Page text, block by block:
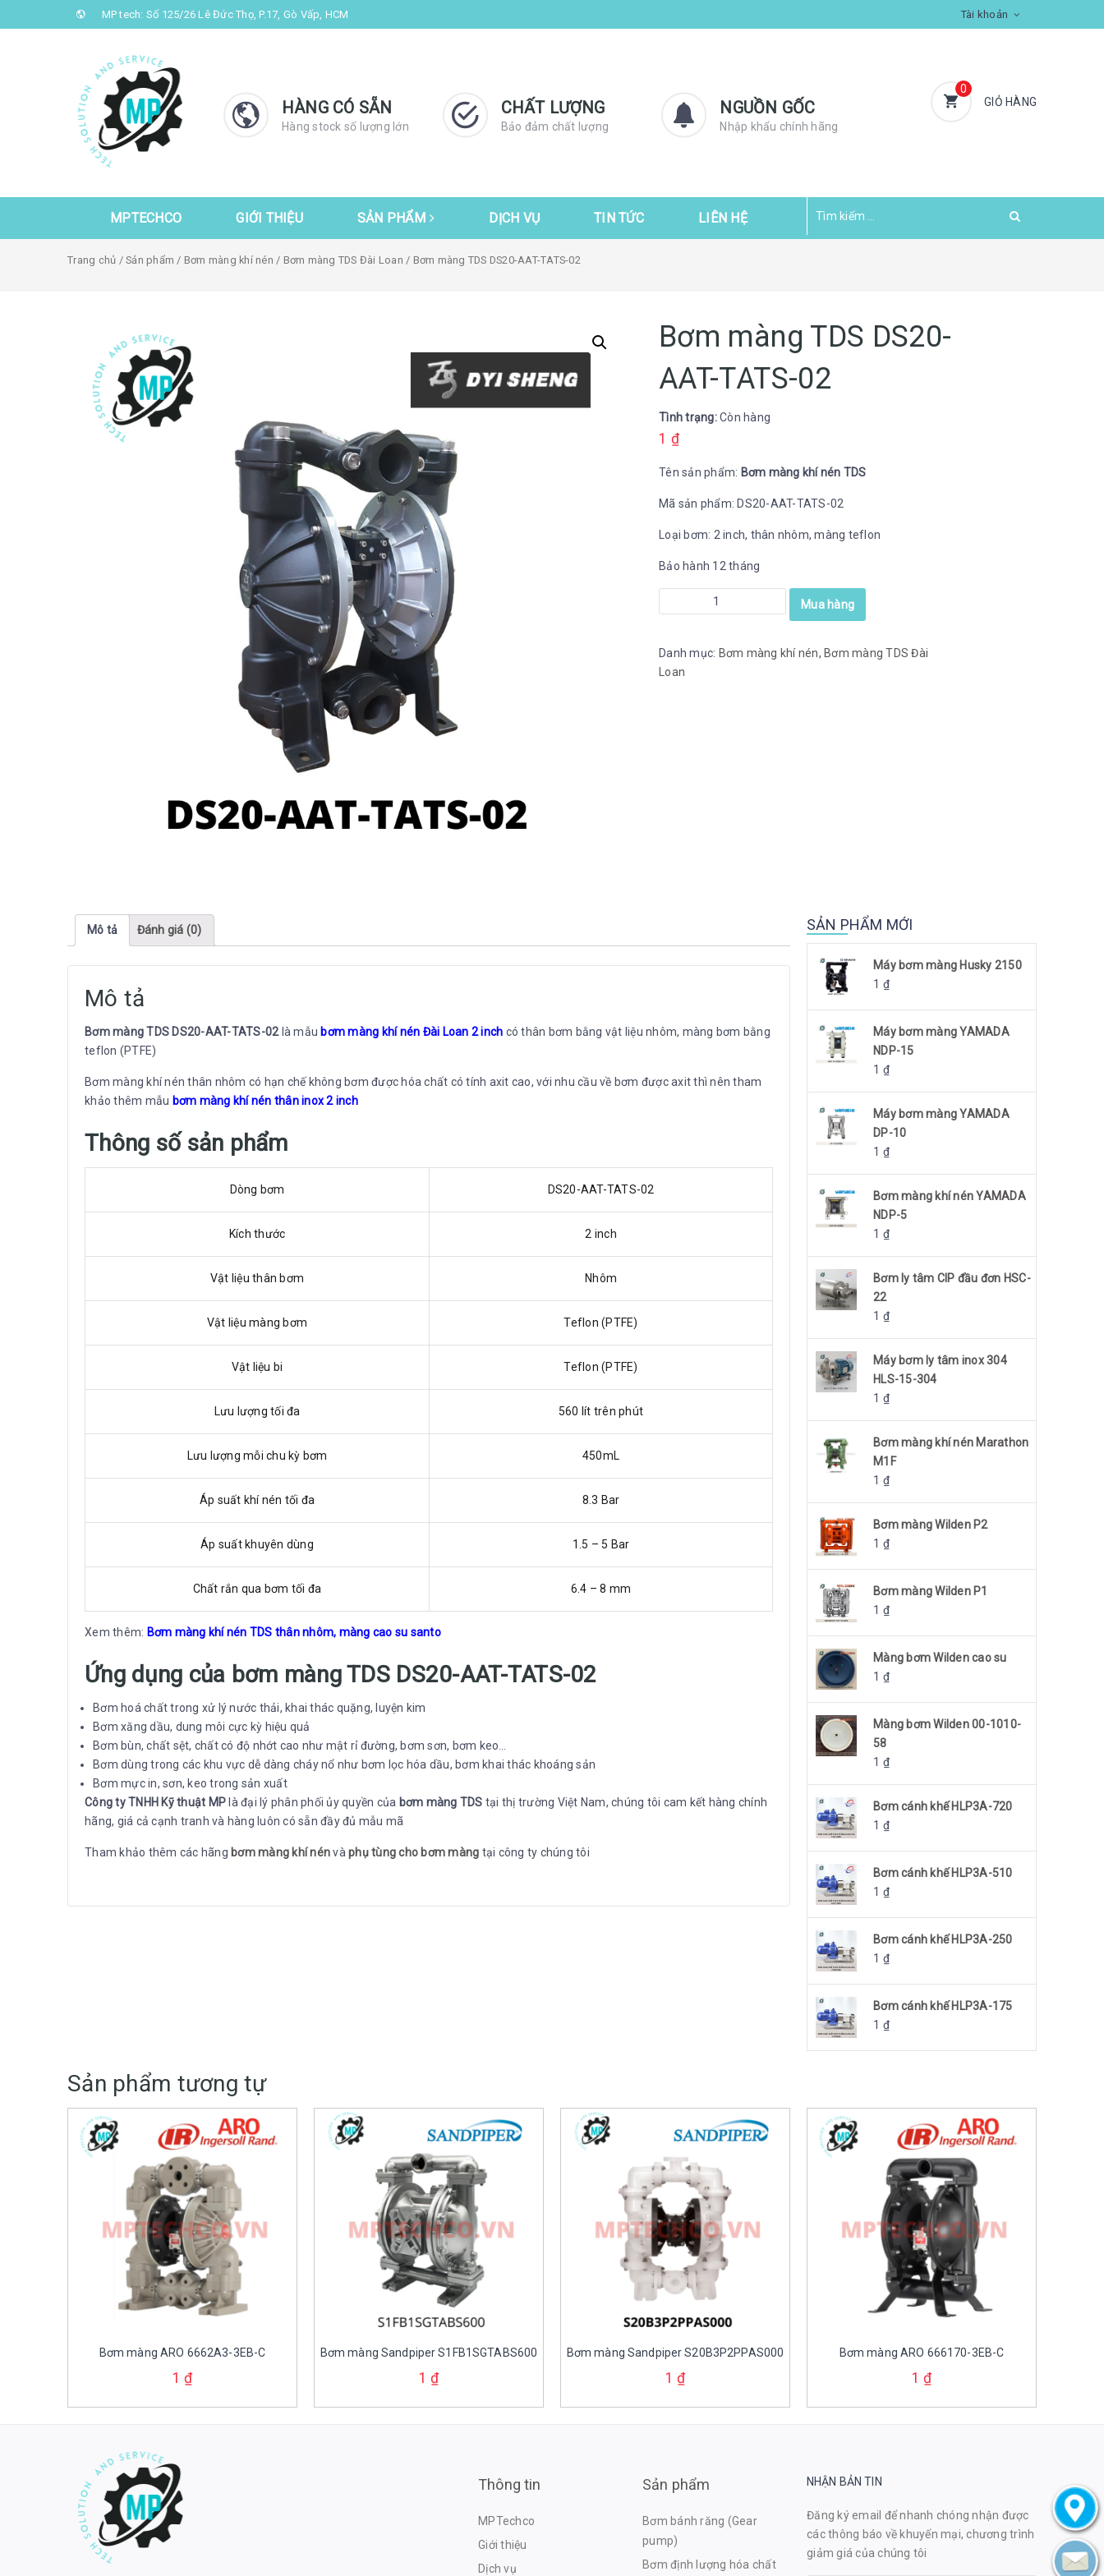
MP tech: Số 125/26 Lê Đức Thọ, P.17, Gò Vấp, HCM Tài khoản
HÀNG CÓ SẴN
Hàng stock số lượng lớn
CHẤT LƯỢNG
Bảo đảm chất lượng
NGUỒN GỐC
Nhập khẩu chính hãng
0
GIỎ HÀNG
MPTECHCO GIỚI THIỆU SẢN PHẨM DỊCH VỤ TIN TỨC LIÊN HỆ
Trang chủ / Sản phẩm / Bơm màng khí nén / Bơm màng TDS Đài Loan / Bơm màng TDS DS20-AAT-TATS-02
Bơm màng TDS DS20-
AAT-TATS-02
Tình trạng: Còn hàng
1 ₫
Tên sản phẩm: Bơm màng khí nén TDS
Mã sản phẩm: DS20-AAT-TATS-02
Loại bơm: 2 inch, thân nhôm, màng teflon
Bảo hành 12 tháng
màng
DS20-
AAT-
Mua hàng
Danh mục: Bơm màng khí nén, Bơm màng TDS Đài
Loan
Mô tả Đánh giá (0)
Mô tả
Bơm màng TDS DS20-AAT-TATS-02là mẫubơm màng khí nén Đài Loan 2 inch có thân bơm bằng vật liệu nhôm, màng bơm bằng
teflon (PTFE)
Bơm màng khí nén thân nhôm có hạn chế không bơm được hóa chất có tính axit cao, với nhu cầu về bơm được axit thì nên tham
khảo thêm mẫu bơm màng khí nén thân inox 2 inch
Thông số sản phẩm
Dòng bơm DS20-AAT-TATS-02
Kích thước 2 inch
Vật liệu thân bơm Nhôm
Vật liệu màng bơm Teflon (PTFE)
Vật liệu bi Teflon (PTFE)
Lưu lượng tối đa 560 lít trên phút
Lưu lượng mỗi chu kỳ bơm 450mL
Áp suất khí nén tối đa 8.3 Bar
Áp suất khuyên dùng 1.5 – 5 Bar
Chất rắn qua bơm tối đa 6.4 – 8 mm
Xem thêm: Bơm màng khí nén TDS thân nhôm, màng cao su santo
Ứng dụng của bơm màng TDS DS20-AAT-TATS-02
Bơm hoá chất trong xử lý nước thải, khai thác quặng, luyện kim
Bơm xăng dầu, dung môi cực kỳ hiệu quả
Bơm bùn, chất sệt, chất có độ nhớt cao như mật rỉ đường, bơm sơn, bơm keo…
Bơm dùng trong các khu vực dễ dàng cháy nổ như bơm lọc hóa dầu, bơm khai thác khoáng sản
Bơm mực in, sơn, keo trong sản xuất
Công ty TNHH Kỹ thuật MPlà đại lý phân phối ủy quyền của bơm màng TDS tại thị trường Việt Nam, chúng tôi cam kết hàng chính
hãng, giá cả cạnh tranh và hàng luôn có sẵn đầy đủ mẫu mã
Tham khảo thêm các hãng bơm màng khí nénvà phụ tùng cho bơm màng tại công ty chúng tôi
SẢN PHẨM MỚI
Máy bơm màng Husky 2150
1 ₫
Máy bơm màng YAMADA
NDP-15
1 ₫
Máy bơm màng YAMADA
DP-10
1 ₫
Bơm màng khí nén YAMADA
NDP-5
1 ₫
Bơm ly tâm CIP đầu đơn HSC-
22
1 ₫
Máy bơm ly tâm inox 304
HLS-15-304
1 ₫
Bơm màng khí nén Marathon
M1F
1 ₫
Bơm màng Wilden P2
1 ₫
Bơm màng Wilden P1
1 ₫
Màng bơm Wilden cao su
1 ₫
Màng bơm Wilden 00-1010-
58
1 ₫
Bơm cánh khế HLP3A-720
1 ₫
Bơm cánh khế HLP3A-510
1 ₫
Bơm cánh khế HLP3A-250
1 ₫
Bơm cánh khế HLP3A-175
1 ₫
Sản phẩm tương tự
Bơm màng ARO 6662A3-3EB-C
1₫
Bơm màng Sandpiper S1FB1SGTABS600
1₫
Bơm màng Sandpiper S20B3P2PPAS000
1₫
Bơm màng ARO 666170-3EB-C
1₫
Thông tin
MPTechco
Giới thiệu
Dịch vụ
Sản phẩm
Bơm bánh răng (Gear
pump)
Bơm định lượng hóa chất
NHẬN BẢN TIN
Đăng ký email để nhanh chóng nhận được
các thông báo về khuyến mại, chương trình
giảm giá của chúng tôi